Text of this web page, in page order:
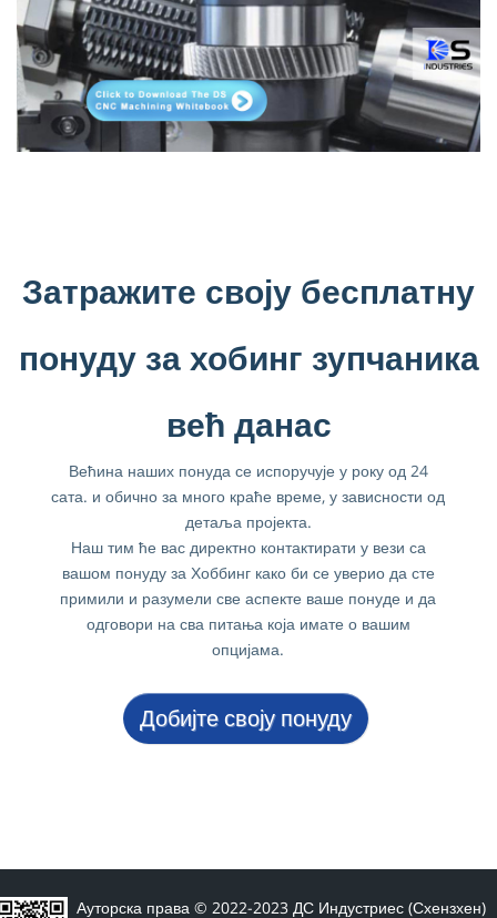
Затражите своју бесплатну
понуду за хобинг зупчаника
већ данас
Већина наших понуда се испоручује у року од 24
сата. и обично за много краће време, у зависности од
детаља пројекта.
Наш тим ће вас директно контактирати у вези са
вашом понуду за Хоббинг како би се уверио да сте
примили и разумели све аспекте ваше понуде и да
одговори на сва питања која имате о вашим
опцијама.
Добијте своју понуду
Ауторска права © 2022-2023 ДС Индустриес (Схензхен)